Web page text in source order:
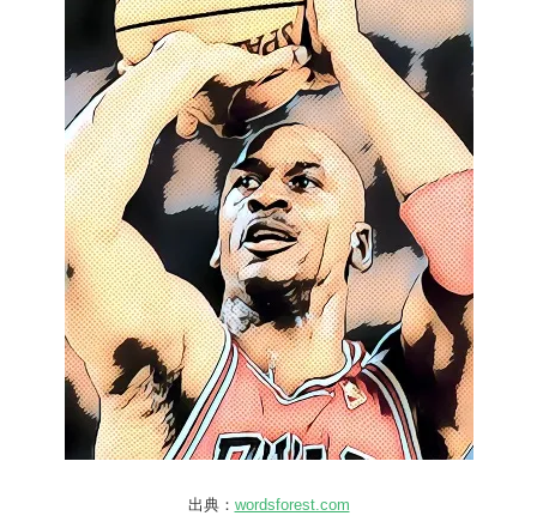
出典： wordsforest.com